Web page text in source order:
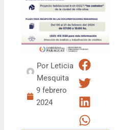
Por Leticia
Mesquita
9 febrero
2024